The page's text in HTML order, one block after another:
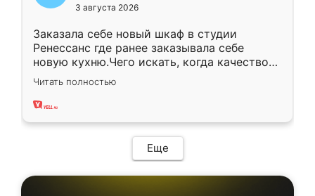
3 августа 2026
Заказала себе новый шкаф в студии
Ренессанс где ранее заказывала себе
новую кухню.Чего искать, когда качеством
вполне довольна. Служит кухня уже почти
два года, нареканий нет.
Читать полностью
Еще